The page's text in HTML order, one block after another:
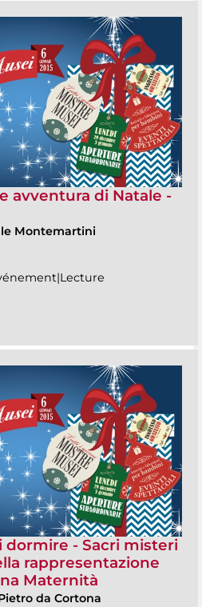
avventura di Natale -
Montemartini
- Sacri misteri
rappresentazione
Maternità
da Cortona